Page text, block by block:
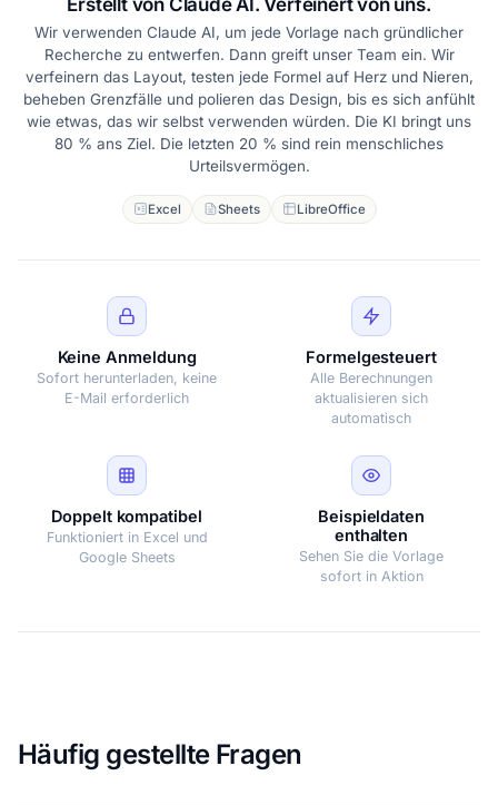
Wir verwenden Claude AI, um jede Vorlage nach gründlicher
Recherche zu entwerfen. Dann greift unser Team ein. Wir
verfeinern das Layout, testen jede Formel auf Herz und Nieren,
beheben Grenzfälle und polieren das Design, bis es sich anfühlt
wie etwas, das wir selbst verwenden würden. Die KI bringt uns
80 % ans Ziel. Die letzten 20 % sind rein menschliches
Urteilsvermögen.
Excel Sheets LibreOffice
Keine Anmeldung
Sofort herunterladen, keine
E-Mail erforderlich
Formelgesteuert
Alle Berechnungen
aktualisieren sich
automatisch
Doppelt kompatibel
Funktioniert in Excel und
Google Sheets
Beispieldaten
enthalten
Sehen Sie die Vorlage
sofort in Aktion
Häufig gestellte Fragen